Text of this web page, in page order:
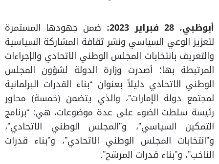
أبوظبي، 28 فبراير 2023:
ضمن جهودها المستمرة
لتعزيز الوعي السياسي ونشر ثقافة المشاركة السياسية
والتعريف بانتخابات المجلس الوطني الاتحادي والإجراءات
المرتبطة بها؛ أصدرت وزارة الدولة لشؤون المجلس
الوطني الاتحادي دليلاً بعنوان “بناء القدرات البرلمانية
لمجتمع دولة الإمارات”، والذي يتضمن (خمسة) محاور
رئيسة سلطت الضوء على عدة موضوعات، هي: “برنامج
التمكين السياسي”، و”المجلس الوطني الاتحادي”،
و”انتخابات المجلس الوطني الاتحادي”، و”بناء قدرات
الناخب”، و”بناء قدرات المرشح”.